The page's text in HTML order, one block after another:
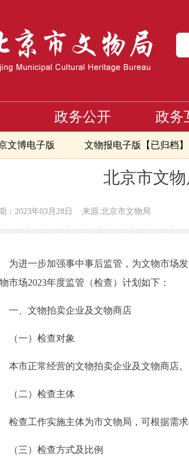
政务公开 政务
文博电子版 文物报电子版【已归档】
>文献与传播 专题大放送>行政执法公示>执
北京市文
：2023年03月28日 来源:北京市文物局
进一步加强事中事后监管，为文物市场发
市场2023年度监管（检查）计划如下：
、文物拍卖企业及文物商店
一）检查对象
市正常经营的文物拍卖企业及文物商店。
二）检查主体
查工作实施主体为市文物局，可根据需求
三）检查方式及比例